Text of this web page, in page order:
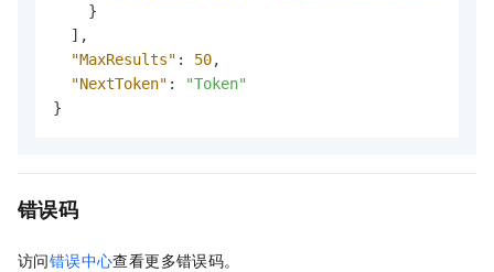
}
] ,
"MaxResults" : 50,
"NextToken" :
"Token"
}
错误码
访问错误中心查看更多错误码。